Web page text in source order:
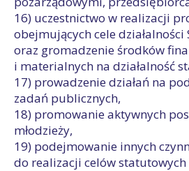
16) uczestnictwo w realizacji
obejmujących cele działalności
oraz gromadzenie środków
i materialnych na działalność
17) prowadzenie działań na
zadań publicznych,
18) promowanie aktywnych
młodzieży,
19) podejmowanie innych
do realizacji celów statutowych